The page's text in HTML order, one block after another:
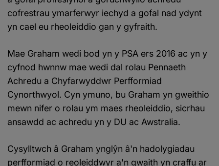
cofrestrau ymarferwyr iechyd a gofal nad ydynt
yn cael eu rheoleiddio gan y gyfraith.
Mae Graham wedi bod yn y PSA ers 2016 ac yn y
cyfnod hwnnw mae wedi dal rolau Pennaeth
Achredu a Chyfarwyddwr Perfformiad
Cynorthwyol. Cyn ymuno, bu Graham yn gweithio
mewn nifer o rolau ym maes rheoleiddio, sicrhau
ansawdd ac achredu yn y DU ac Awstralia.
Cysylltwch â Graham ynglŷn â'n hadolygiadau
perfformiad o reoleiddwyr a'n gwaith yn craffu ar